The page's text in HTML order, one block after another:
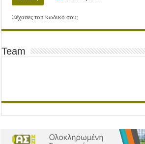
Ξέχασες τοn κωδικό σου;
Team